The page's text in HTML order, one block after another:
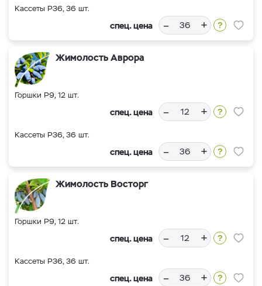
Кассеты Р36, 36 шт.
спец. цена – +
Жимолость Аврора
Горшки Р9, 12 шт.
спец. цена – +
Кассеты Р36, 36 шт.
спец. цена – +
Жимолость Восторг
Горшки Р9, 12 шт.
спец. цена – +
Кассеты Р36, 36 шт.
спец. цена – +